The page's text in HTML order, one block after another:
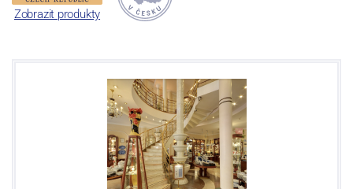
Sklárna Světlá nad Sázavou
Ruční výroba zde byla spuštěna v r.1970, automatická výroba pak
v r. 1975 - strojní foukání výrobků. V letech 1998 – 2000 byly
instalovány tavící agregáty a velké lisy umožňující výrobu předmětů
o velikosti do 45 cm, s maximální hmotností do 5 kg. V r. 2008 byla
výroba v továrně pod značkou Sklo Bohemia a.s. kvůli špatné
finanční situaci zastavena. Znovuotevření se sklárna dočkala
Zobrazit produkty